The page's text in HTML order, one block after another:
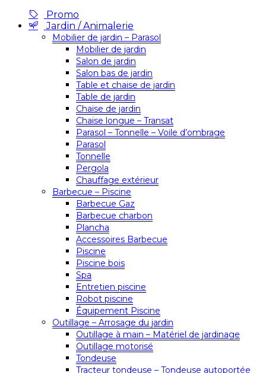
Promo
Jardin / Animalerie
Mobilier de jardin – Parasol
Mobilier de jardin
Salon de jardin
Salon bas de jardin
Table et chaise de jardin
Table de jardin
Chaise de jardin
Chaise longue – Transat
Parasol – Tonnelle – Voile d’ombrage
Parasol
Tonnelle
Pergola
Chauffage extérieur
Barbecue – Piscine
Barbecue Gaz
Barbecue charbon
Plancha
Accessoires Barbecue
Piscine
Piscine bois
Spa
Entretien piscine
Robot piscine
Équipement Piscine
Outillage – Arrosage du jardin
Outillage à main – Matériel de jardinage
Outillage motorisé
Tondeuse
Tracteur tondeuse – Tondeuse autoportée